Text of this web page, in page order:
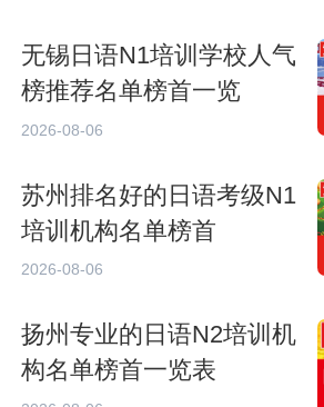
无锡日语N1培训学校人气
榜推荐名单榜首一览
2026-08-06
苏州排名好的日语考级N1
培训机构名单榜首
2026-08-06
扬州专业的日语N2培训机
构名单榜首一览表